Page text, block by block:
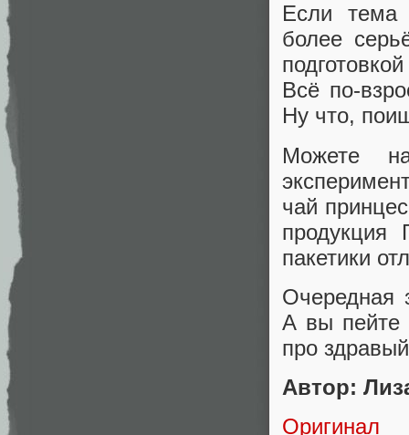
Если тема
более
Всё по-
Ну что,
Можете
чай
пакетики
Очередная
А вы пейте
про
Автор:
Оригинал